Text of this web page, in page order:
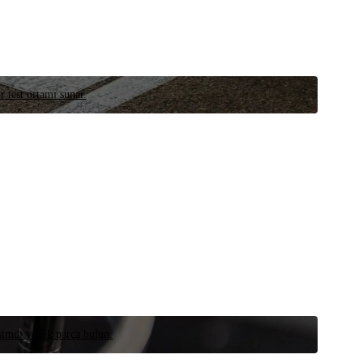
test ortamı sunar.
yedek parça bulun.